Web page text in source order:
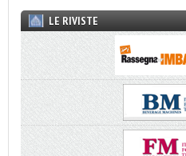
LE RIVISTE